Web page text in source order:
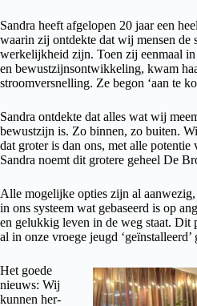
Sandra heeft afgelopen 20 jaar een
waarin zij ontdekte dat wij mensen de
werkelijkheid zijn. Toen zij eenmaal
en bewustzijnsontwikkeling, kwam
stroomversnelling. Ze begon ‘aan te
Sandra ontdekte dat alles wat wij
bewustzijn is. Zo binnen, zo buiten.
dat groter is dan ons, met alle potentie
Sandra noemt dit grotere geheel De
Alle mogelijke opties zijn al
in ons systeem wat gebaseerd is op
en gelukkig leven in de weg staat. Dit
al in onze vroege jeugd ‘geïnstalleerd’
Het goede
nieuws: Wij
kunnen her-